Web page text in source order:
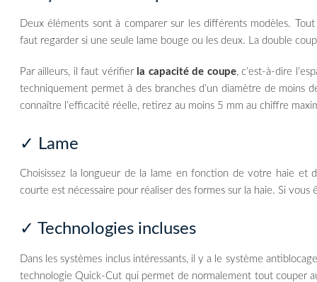
Deux éléments sont à comparer sur les différents modèles. Tout
faut regarder si une seule lame bouge ou les deux. La double
Par ailleurs, il faut vérifier la capacité de coupe, c’est-à-dire
techniquement permet à des branches d’un diamètre de moins
connaître l’efficacité réelle, retirez au moins 5 mm au chiffre
✓ Lame
Choisissez la longueur de la lame en fonction de votre haie
courte est nécessaire pour réaliser des formes sur la haie. Si
✓ Technologies incluses
Dans les systèmes inclus intéressants, il y a le système
technologie Quick-Cut qui permet de normalement tout couper